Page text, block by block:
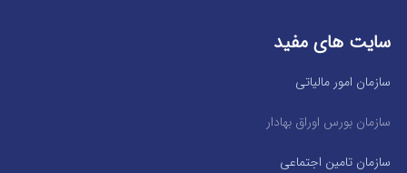
سایت های مفید
سازمان امور مالیاتی
سازمان بورس اوراق بهادار
سازمان تامین اجتماعی